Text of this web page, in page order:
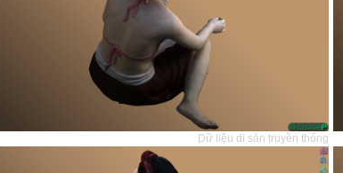
Dữ liệu di sản truyền thống